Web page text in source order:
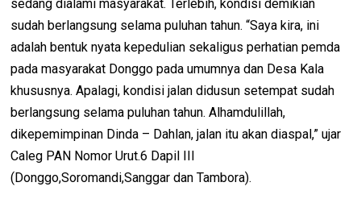
sedang dialami masyarakat. Terlebih, kondisi demikian
sudah berlangsung selama puluhan tahun. “Saya kira, ini
adalah bentuk nyata kepedulian sekaligus perhatian pemda
pada masyarakat Donggo pada umumnya dan Desa Kala
khususnya. Apalagi, kondisi jalan didusun setempat sudah
berlangsung selama puluhan tahun. Alhamdulillah,
dikepemimpinan Dinda – Dahlan, jalan itu akan diaspal,” ujar
Caleg PAN Nomor Urut.6 Dapil III
(Donggo,Soromandi,Sanggar dan Tambora).